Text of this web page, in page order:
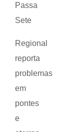
Passa
Sete
Regional
reporta
problemas
em
pontes
e